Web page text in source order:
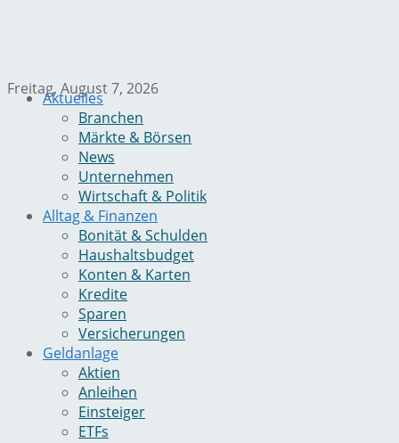
Freitag, August 7, 2026
Aktuelles
Branchen
Märkte & Börsen
News
Unternehmen
Wirtschaft & Politik
Alltag & Finanzen
Bonität & Schulden
Haushaltsbudget
Konten & Karten
Kredite
Sparen
Versicherungen
Geldanlage
Aktien
Anleihen
Einsteiger
ETFs